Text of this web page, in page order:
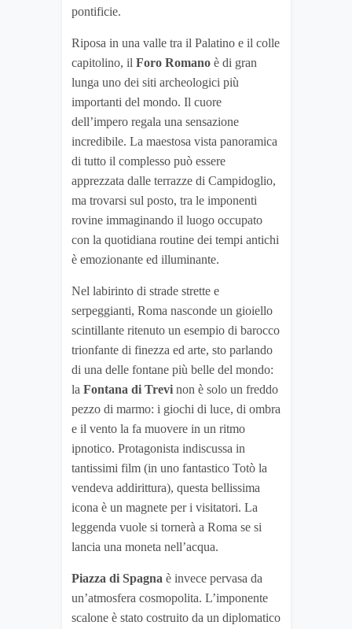
pontificie.
Riposa in una valle tra il Palatino e il colle
capitolino, il Foro Romano è di gran
lunga uno dei siti archeologici più
importanti del mondo. Il cuore
dell’impero regala una sensazione
incredibile. La maestosa vista panoramica
di tutto il complesso può essere
apprezzata dalle terrazze di Campidoglio,
ma trovarsi sul posto, tra le imponenti
rovine immaginando il luogo occupato
con la quotidiana routine dei tempi antichi
è emozionante ed illuminante.
Nel labirinto di strade strette e
serpeggianti, Roma nasconde un gioiello
scintillante ritenuto un esempio di barocco
trionfante di finezza ed arte, sto parlando
di una delle fontane più belle del mondo:
la Fontana di Trevi non è solo un freddo
pezzo di marmo: i giochi di luce, di ombra
e il vento la fa muovere in un ritmo
ipnotico. Protagonista indiscussa in
tantissimi film (in uno fantastico Totò la
vendeva addirittura), questa bellissima
icona è un magnete per i visitatori. La
leggenda vuole si tornerà a Roma se si
lancia una moneta nell’acqua.
Piazza di Spagna è invece pervasa da
un’atmosfera cosmopolita. L’imponente
scalone è stato costruito da un diplomatico